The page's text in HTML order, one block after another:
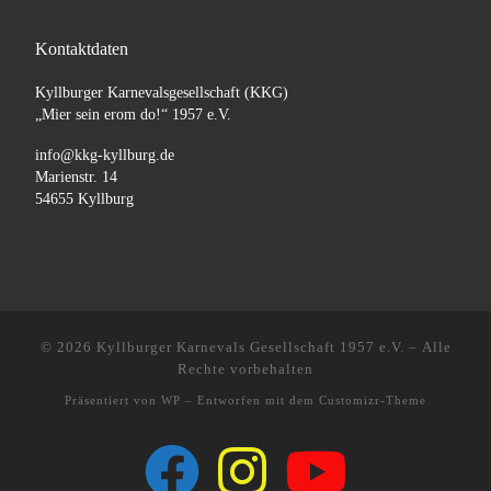
Kontaktdaten
Kyllburger Karnevalsgesellschaft (KKG)
„Mier sein erom do!“ 1957 e.V.
info@kkg-kyllburg.de
Marienstr. 14
54655 Kyllburg
© 2026 Kyllburger Karnevals Gesellschaft 1957 e.V. – Alle
Rechte vorbehalten
Präsentiert von WP – Entworfen mit dem Customizr-Theme